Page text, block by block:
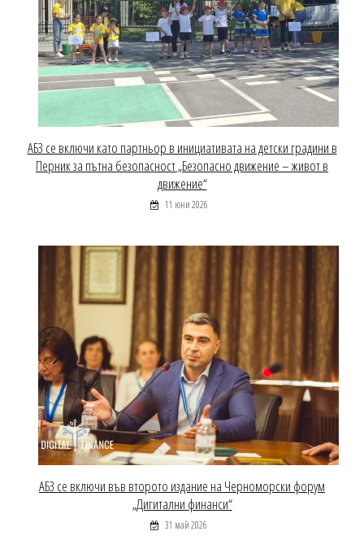
АБЗ се включи като партньор в инициативата на детски градини в
Перник за пътна безопасност „Безопасно движение – живот в
движение“
11 юни 2026
АБЗ се включи във второто издание на Черноморски форум
„Дигитални финанси“
31 май 2026